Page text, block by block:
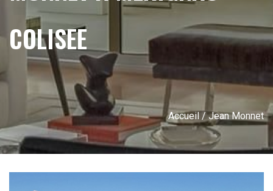
COLISEE
Accueil/ Jean Monnet